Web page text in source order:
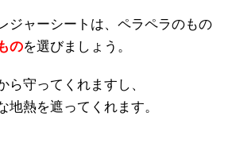
ジャーシートは、ペラペラのもの
のを選びましょう。
ら守ってくれますし、
地熱を遮ってくれます。